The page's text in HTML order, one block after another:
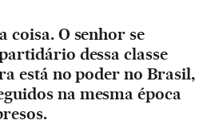
coisa. O senhor se
dessa classe
está no poder no Brasil,
na mesma época